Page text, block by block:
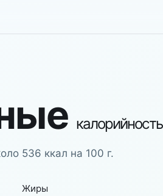
калорийность
536 ккал на 100 г.
Жиры